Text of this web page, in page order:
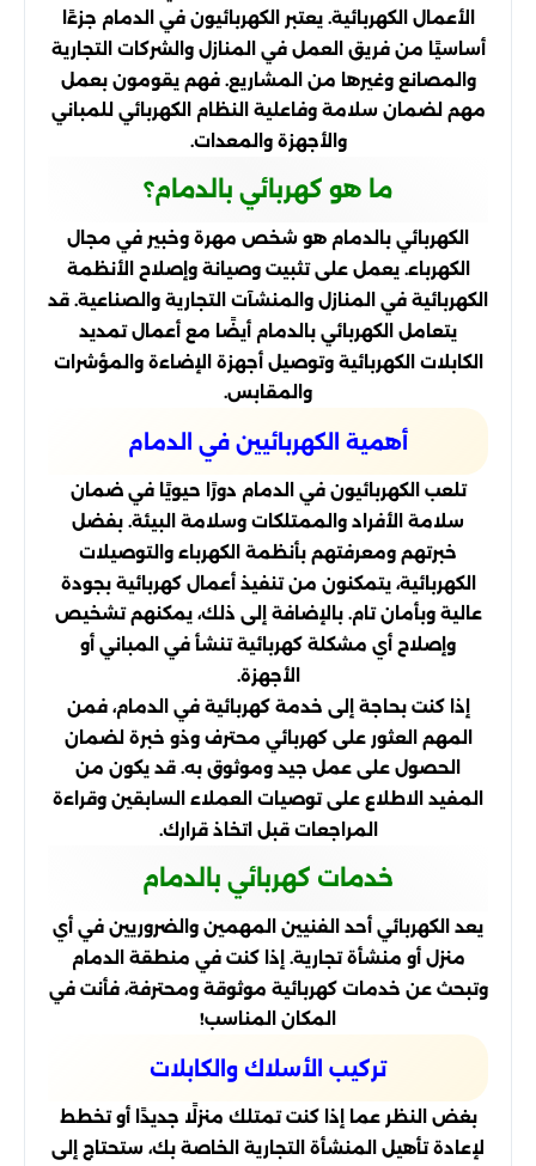
الأعمال الكهربائية. يعتبر الكهربائيون في الدمام جزءًا
أساسيًا من فريق العمل في المنازل والشركات التجارية
والمصانع وغيرها من المشاريع. فهم يقومون بعمل
مهم لضمان سلامة وفاعلية النظام الكهربائي للمباني
والأجهزة والمعدات.
ما هو كهربائي بالدمام؟
الكهربائي بالدمام هو شخص مهرة وخبير في مجال
الكهرباء. يعمل على تثبيت وصيانة وإصلاح الأنظمة
الكهربائية في المنازل والمنشآت التجارية والصناعية. قد
يتعامل الكهربائي بالدمام أيضًا مع أعمال تمديد
الكابلات الكهربائية وتوصيل أجهزة الإضاءة والمؤشرات
والمقابس.
أهمية الكهربائيين في الدمام
تلعب الكهربائيون في الدمام دورًا حيويًا في ضمان
سلامة الأفراد والممتلكات وسلامة البيئة. بفضل
خبرتهم ومعرفتهم بأنظمة الكهرباء والتوصيلات
الكهربائية، يتمكنون من تنفيذ أعمال كهربائية بجودة
عالية وبأمان تام. بالإضافة إلى ذلك، يمكنهم تشخيص
وإصلاح أي مشكلة كهربائية تنشأ في المباني أو
الأجهزة.
إذا كنت بحاجة إلى خدمة كهربائية في الدمام، فمن
المهم العثور على كهربائي محترف وذو خبرة لضمان
الحصول على عمل جيد وموثوق به. قد يكون من
المفيد الاطلاع على توصيات العملاء السابقين وقراءة
المراجعات قبل اتخاذ قرارك.
خدمات كهربائي بالدمام
يعد الكهربائي أحد الفنيين المهمين والضروريين في أي
منزل أو منشأة تجارية. إذا كنت في منطقة الدمام
وتبحث عن خدمات كهربائية موثوقة ومحترفة، فأنت في
المكان المناسب!
تركيب الأسلاك والكابلات
بغض النظر عما إذا كنت تمتلك منزلًا جديدًا أو تخطط
لإعادة تأهيل المنشأة التجارية الخاصة بك، ستحتاج إلى